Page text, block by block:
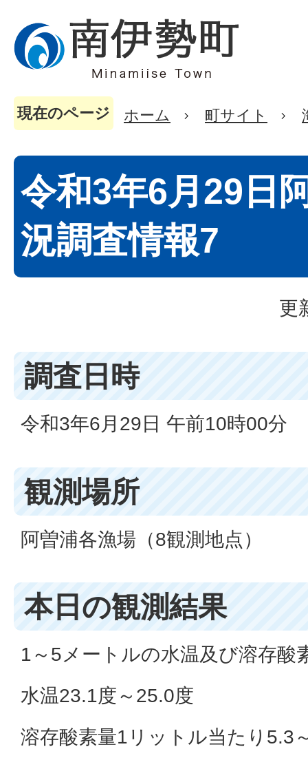
現在のページ ホーム 町サイト
令和3年6月29日
況調査情報7
更
調査日時
令和3年6月29日 午前10時00分
観測場所
阿曽浦各漁場（8観測地点）
本日の観測結果
1～5メートルの水温及び溶存酸
水温23.1度～25.0度
溶存酸素量1リットル当たり5.3